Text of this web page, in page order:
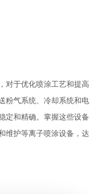
对于优化喷涂工艺和提高
粉气系统、冷却系统和电
定和精确。掌握这些设备
维护等离子喷涂设备，达